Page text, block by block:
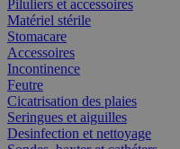
Piluliers et accessoires
Matériel stérile
Stomacare
Accessoires
Incontinence
Feutre
Cicatrisation des plaies
Seringues et aiguilles
Desinfection et nettoyage